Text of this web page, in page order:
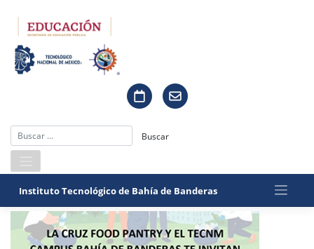
contenido
Instituto Tecnológico de Bahía de Banderas